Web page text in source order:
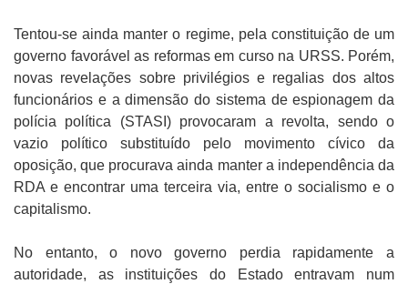
Tentou-se ainda manter o regime, pela constituição de um
governo favorável as reformas em curso na URSS. Porém,
novas revelações sobre privilégios e regalias dos altos
funcionários e a dimensão do sistema de espionagem da
polícia política (STASI) provocaram a revolta, sendo o
vazio político substituído pelo movimento cívico da
oposição, que procurava ainda manter a independência da
RDA e encontrar uma terceira via, entre o socialismo e o
capitalismo.
No entanto, o novo governo perdia rapidamente a
autoridade, as instituições do Estado entravam num